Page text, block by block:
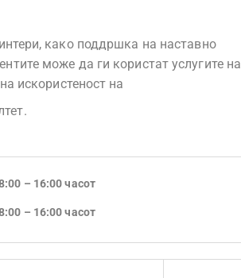
како поддршка на наставно
може да ги користат услугите на
искористеност на
– 16:00 часот
– 16:00 часот